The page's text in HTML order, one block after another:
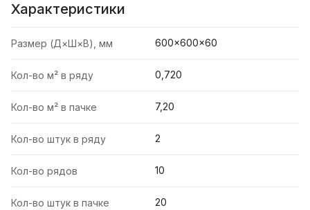
Характеристики
Размер (Д×Ш×В), мм 600×600×60
Кол-во м² в ряду 0,720
Кол-во м² в пачке 7,20
Кол-во штук в ряду 2
Кол-во рядов 10
Кол-во штук в пачке 20